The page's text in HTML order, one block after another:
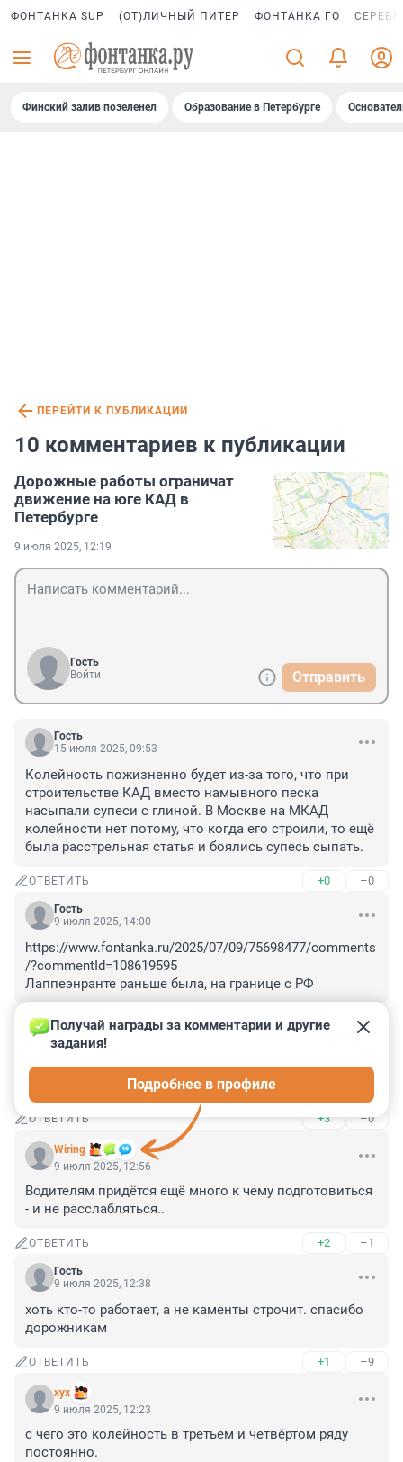
ФОНТАНКА SUP (ОТ)ЛИЧНЫЙ ПИТЕР ФОНТАНКА ГО
Финский залив позеленел Образование в Петербурге
ПЕРЕЙТИ К ПУБЛИКАЦИИ
10 комментариев к публикации
Дорожные работы ограничат
движение на юге КАД в
Петербурге
9 июля 2025, 12:19
Гость
Войти
Отправить
Гость
15 июля 2025, 09:53
Колейность пожизненно будет из-за того, что при
строительстве КАД вместо намывного песка
насыпали супеси с глиной. В Москве на МКАД
колейности нет потому, что когда его строили, то ещё
была расстрельная статья и боялись супесь сыпать.
ОТВЕТИТЬ +0 –0
Гость
9 июля 2025, 14:00
https://www.fontanka.ru/2025/07/09/75698477/comments
/?commentId=108619595
Лаппеэнранте раньше была, на границе с РФ
ОТВЕТИТЬ –0
Гость
интересно, у немцев и финов бывает колейность?
ОТВЕТИТЬ +3 –0
Wiring
Получай награды за комментарии и другие
задания!
Подробнее в профиле
9 июля 2025, 12:56
Водителям придётся ещё много к чему подготовиться
- и не расслабляться..
ОТВЕТИТЬ +2 –1
Гость
9 июля 2025, 12:38
хоть кто-то работает, а не каменты строчит. спасибо
дорожникам
ОТВЕТИТЬ +1 –9
хух
9 июля 2025, 12:23
с чего это колейность в третьем и четвёртом ряду
постоянно.